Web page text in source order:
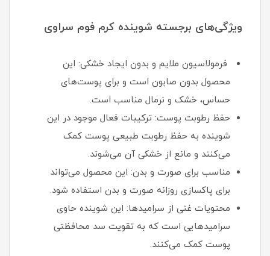
ویژگی‌های برجسته شوینده کرم فوم سراوی
فرمولاسیون ملایم و بدون ایجاد خشکی: این
محصول بدون صابون است و برای پوست‌های
حساس، خشک و نرمال مناسب است.
حفظ رطوبت پوست: ترکیبات فعال موجود در این
شوینده به حفظ رطوبت طبیعی پوست کمک
می‌کنند و مانع از خشکی آن می‌شوند.
مناسب برای صورت و بدن: این محصول می‌تواند
برای پاکسازی روزانه صورت و بدن استفاده شود.
محتویات غنی از سرامیدها: این شوینده حاوی
سرامیدهایی است که به تقویت سد محافظتی
پوست کمک می‌کنند.